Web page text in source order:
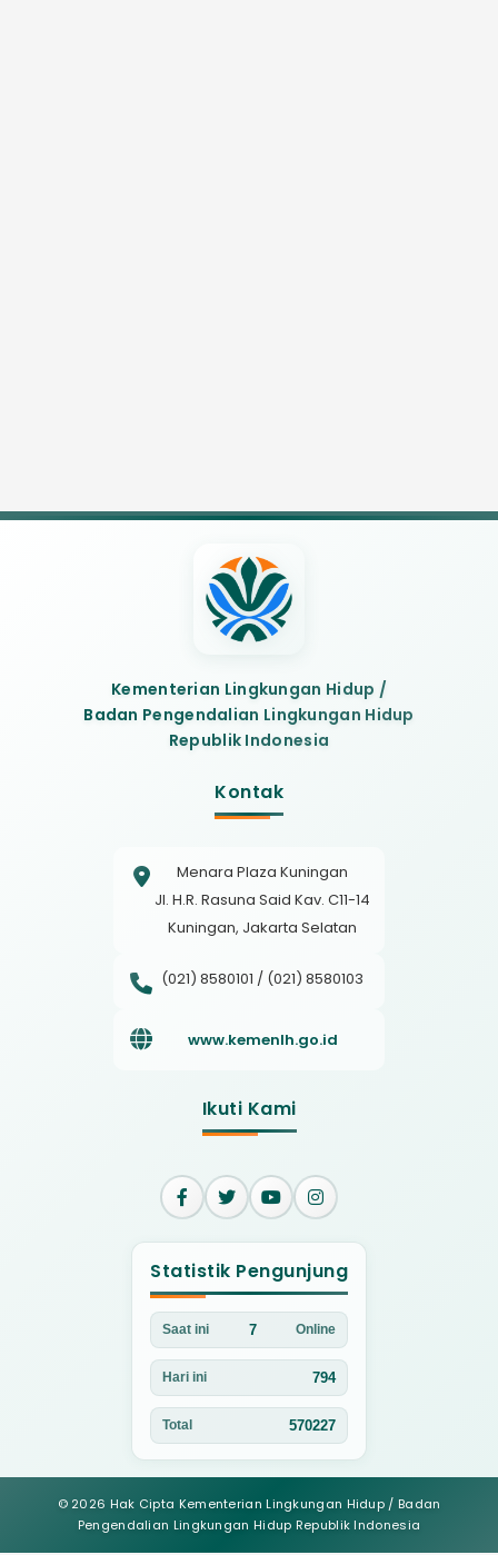
Kementerian Lingkungan Hidup /
Badan Pengendalian Lingkungan Hidup
Republik Indonesia
Kontak
Menara Plaza Kuningan
Jl. H.R. Rasuna Said Kav. C11-14
Kuningan, Jakarta Selatan
(021) 8580101 / (021) 8580103
www.kemenlh.go.id
Ikuti Kami
Statistik Pengunjung
Saat ini 7 Online
Hari ini 794
Total 570227
© 2026 Hak Cipta Kementerian Lingkungan Hidup / Badan
Pengendalian Lingkungan Hidup Republik Indonesia